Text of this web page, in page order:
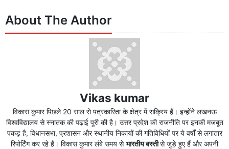
About The Author
Vikas kumar
विकास कुमार पिछले 20 साल से पत्रकारिता के क्षेत्र में सक्रिय हैं। इन्होंने लखनऊ
विश्वविद्यालय से स्नातक की पढ़ाई पूरी की है। उत्तर प्रदेश की राजनीति पर इनकी मजबूत
पकड़ है, विधानसभा, प्रशासन और स्थानीय निकायों की गतिविधियों पर ये वर्षों से लगातार
रिपोर्टिंग कर रहे हैं। विकास कुमार लंबे समय सेभारतीयबस्तीसे जुड़े हुए हैं और अपनी